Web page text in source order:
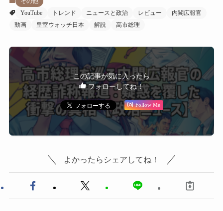
YouTube
トレンド ニュースと政治 レビュー
内閣広報官
動画
皇室ウォッチ日本 解説 高市総理
この記事が気に入ったら
フォローしてね！
Follow Me
よかったらシェアしてね！